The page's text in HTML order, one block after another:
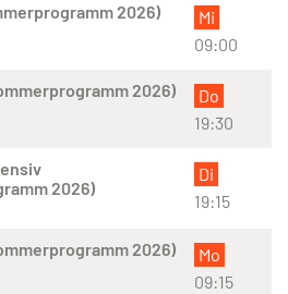
2026)
Mi
09:00
2026)
Do
19:30
2026)
Di
19:15
2026)
Mo
09:15